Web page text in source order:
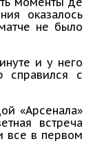
оказалось
не было
и у него
справился с
«Арсенала»
встреча
все в первом